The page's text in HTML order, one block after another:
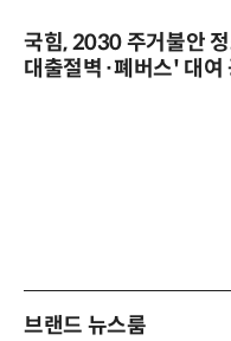
국힘, 2030 주거불안
대출절벽·폐버스' 대여
브랜드 뉴스룸